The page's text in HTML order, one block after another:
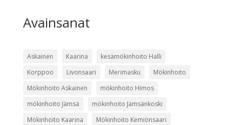
Avainsanat
Askainen Kaarina
kesämökinhoito Halli
Korppoo
Livonsaari Merimasku
Mökinhoito
Mökinhoito Askainen
mökinhoito Himos
mökinhoito Jämsä
mökinhoito Jämsänkoski
Mökinhoito Kaarina
Mökinhoito Kemiönsaari